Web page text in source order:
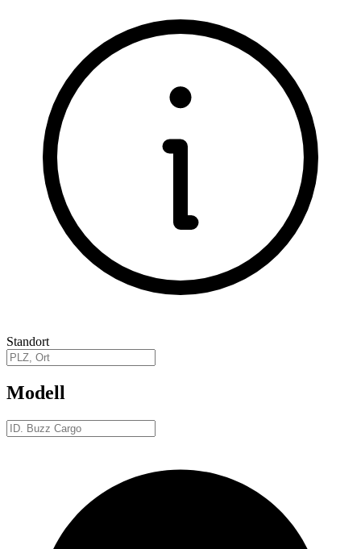
Standort
Modell